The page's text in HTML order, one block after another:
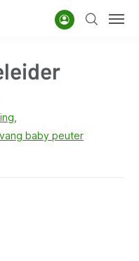
AccountZoeken
baby peuter